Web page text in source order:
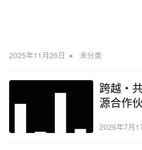
2025年11月26日 • 未分类
跨越・
源合作
2026年7月